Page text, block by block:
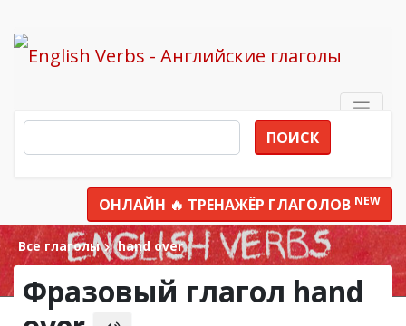
ПОИСК
ОНЛАЙН 🔥 ТРЕНАЖЁР ГЛАГОЛОВ NEW
Все глаголы hand over
Фразовый глагол hand